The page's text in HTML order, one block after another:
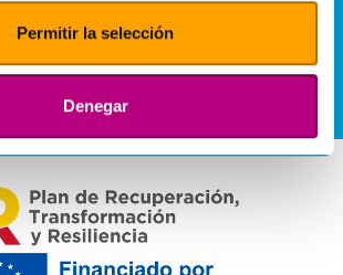
Permitir la selección
Denegar